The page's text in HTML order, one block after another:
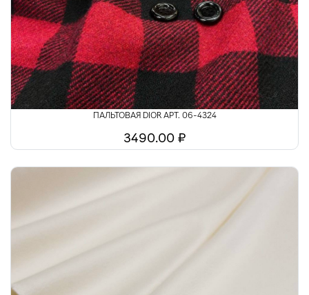
ПАЛЬТОВАЯ DIOR АРТ. 06-4324
3490.00 ₽